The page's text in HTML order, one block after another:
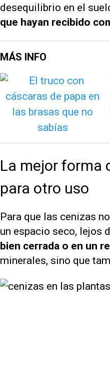
desequilibrio en el
que hayan recibido
MÁS INFO
La mejor forma
para otro uso
Para que las cenizas
un espacio seco, lejos
bien cerrada o en un
minerales, sino que